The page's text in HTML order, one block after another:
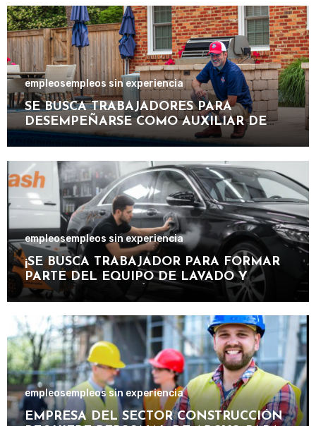
empleosempleos sin experiencia
SE BUSCA TRABAJADORES PARA
DESEMPEÑARSE COMO AUXILIAR DE
PISCINA EN INSTALACIONES
TURÍSTICAS.
empleosempleos sin experiencia
¡SE BUSCA TRABAJADOR PARA FORMAR
PARTE DEL EQUIPO DE LAVADO Y
CUIDADO DE VEHÍCULOS EN
IMPORTANTE CENTRO DE SERVICIOS
AUTOMOTRICES!
empleosempleos sin experiencia
EMPRESA DEL SECTOR CONSTRUCCIÓN